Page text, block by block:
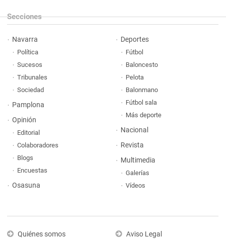
Secciones
Navarra
Política
Sucesos
Tribunales
Sociedad
Pamplona
Opinión
Editorial
Colaboradores
Blogs
Encuestas
Osasuna
Deportes
Fútbol
Baloncesto
Pelota
Balonmano
Fútbol sala
Más deporte
Nacional
Revista
Multimedia
Galerías
Vídeos
Quiénes somos Aviso Legal